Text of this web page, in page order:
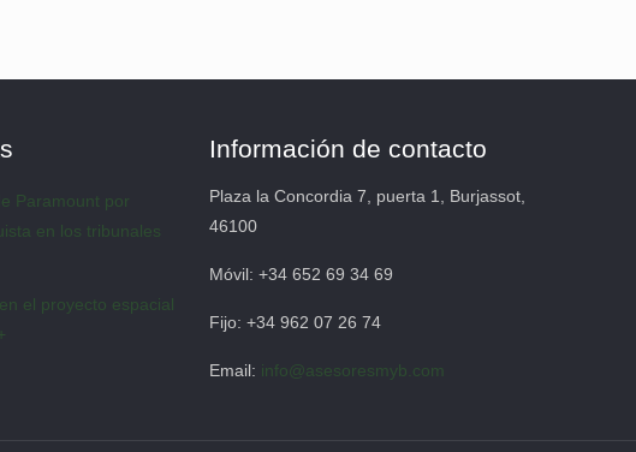
Paramount por
en los tribunales
el proyecto espacial
Información de contacto
Plaza la Concordia 7, puerta 1, Burjassot,
46100
Móvil: +34 652 69 34 69
Fijo: +34 962 07 26 74
Email: info@asesoresmyb.com